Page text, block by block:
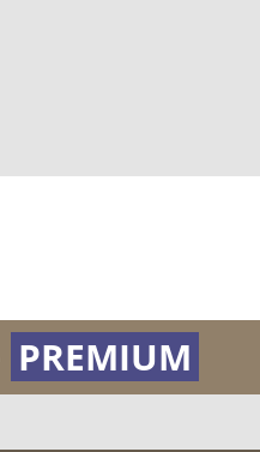
PREMIUM